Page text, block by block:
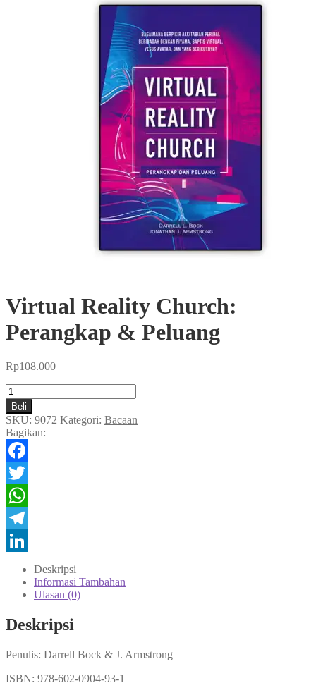
Virtual Reality Church:
Perangkap & Peluang
Rp108.000
Kuantitas
Virtual
Reality
Church:
Perangkap
&
Peluang
Beli
SKU: 9072 Kategori: Bacaan
Bagikan:
Facebook
Twitter
WhatsApp
Telegram
LinkedIn
Deskripsi
Informasi Tambahan
Ulasan (0)
Deskripsi
Penulis: Darrell Bock & J. Armstrong
ISBN: 978-602-0904-93-1